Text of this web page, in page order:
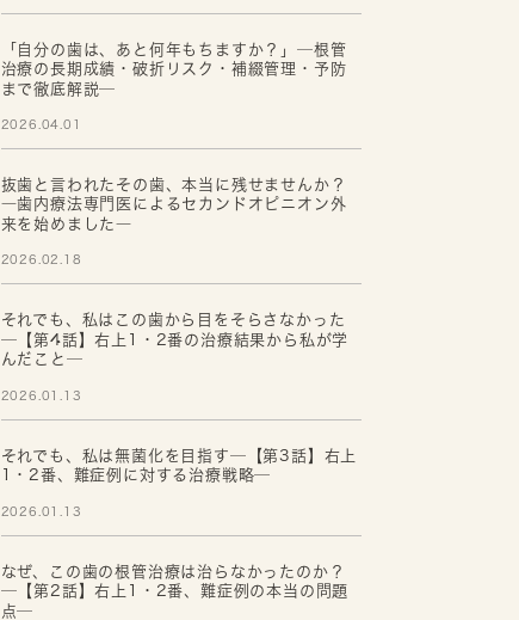
「自分の歯は、あと何年もちますか？」─根管
治療の長期成績・破折リスク・補綴管理・予防
まで徹底解説─
2026.04.01
抜歯と言われたその歯、本当に残せませんか？
―歯内療法専門医によるセカンドオピニオン外
来を始めました―
2026.02.18
それでも、私はこの歯から目をそらさなかった
─【第4話】右上1・2番の治療結果から私が学
んだこと─
2026.01.13
それでも、私は無菌化を目指す─【第3話】右上
1・2番、難症例に対する治療戦略─
2026.01.13
なぜ、この歯の根管治療は治らなかったのか？
─【第2話】右上1・2番、難症例の本当の問題
点─